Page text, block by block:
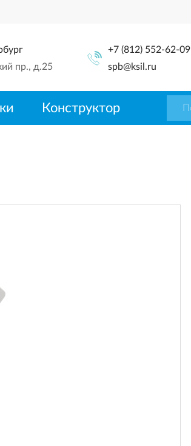
пр., д.25
+7 (812) 552-62-09
spb@ksil.ru
Конструктор